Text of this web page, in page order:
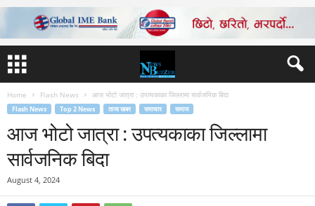
Home Flash News आज भोटो जात्रा : उपत्यकाका जिल्लामा सार्वजनिक बिदा
Flash News Top 2 News ताजा खबर समाचार समाज
आज भोटो जात्रा : उपत्यकाका जिल्लामा
सार्वजनिक बिदा
August 4, 2024